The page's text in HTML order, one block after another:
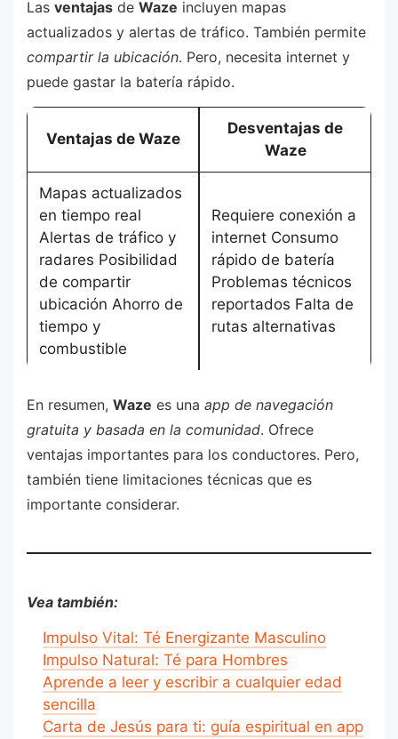
Las ventajas de Waze incluyen mapas
actualizados y alertas de tráfico. También permite
compartir la ubicación. Pero, necesita internet y
puede gastar la batería rápido.
Ventajas de Waze
Desventajas de
Waze
Mapas actualizados
en tiempo real
Alertas de tráfico y
radares Posibilidad
de compartir
ubicación Ahorro de
tiempo y
combustible
Requiere conexión a
internet Consumo
rápido de batería
Problemas técnicos
reportados Falta de
rutas alternativas
En resumen, Waze es una app de navegación
gratuita y basada en la comunidad. Ofrece
ventajas importantes para los conductores. Pero,
también tiene limitaciones técnicas que es
importante considerar.
Vea también:
Impulso Vital: Té Energizante Masculino
Impulso Natural: Té para Hombres
Aprende a leer y escribir a cualquier edad
sencilla
Carta de Jesús para ti: guía espiritual en app